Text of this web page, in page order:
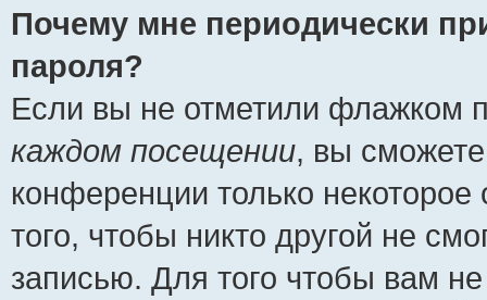
Почему мне периодически
пароля?
Если вы не отметили флажком
каждом посещении, вы
конференции только
того, чтобы никто другой не
записью. Для того чтобы вам